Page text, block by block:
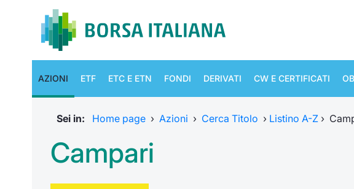
AZIONI ETF ETC E ETN FONDI DERIVATI CW E CERTIFICATI
Sei in: Home page › Azioni › Cerca Titolo › Listino A-Z ›
Campari